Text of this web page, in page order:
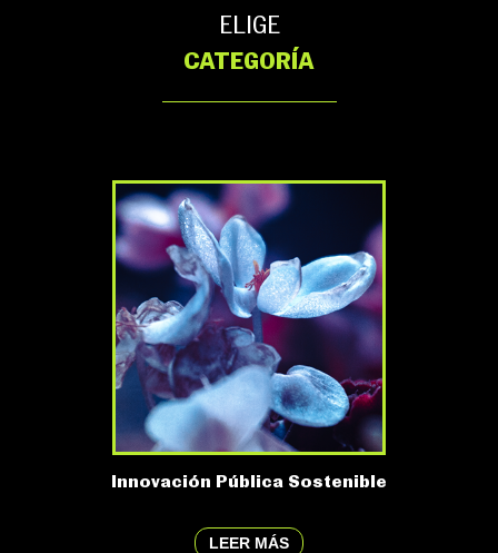
ELIGE
CATEGORÍA
Innovación Pública Sostenible
LEER MÁS